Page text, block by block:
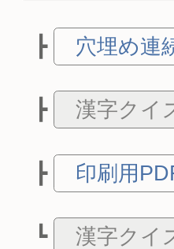
穴埋め連
漢字クイ
印刷用
漢字クイ